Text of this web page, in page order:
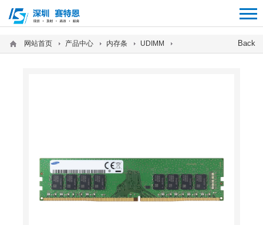
Back
网站首页 产品中心 内存条 UDIMM